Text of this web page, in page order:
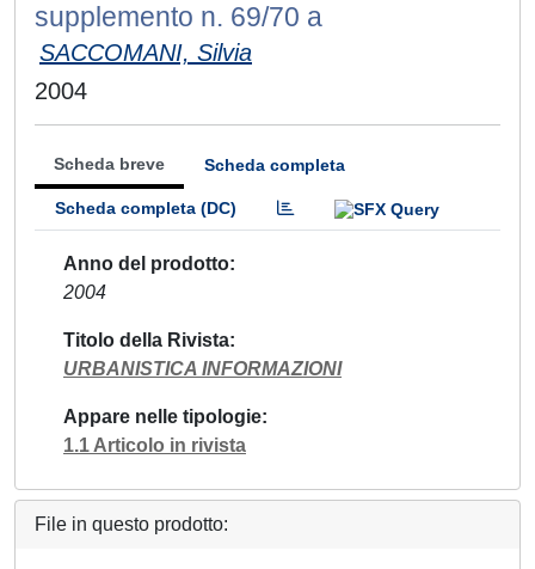
supplemento n. 69/70 a
SACCOMANI, Silvia
2004
Scheda breve Scheda completa
Scheda completa (DC)
Anno del prodotto
2004
Titolo della Rivista
URBANISTICA INFORMAZIONI
Appare nelle tipologie
1.1 Articolo in rivista
File in questo prodotto: